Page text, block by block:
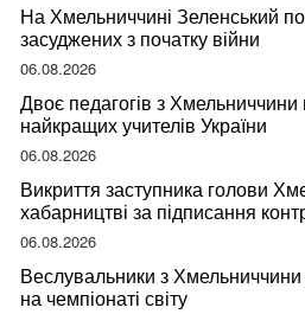
На Хмельниччині Зеленський
засуджених з початку війни
06.08.2026
Двоє педагогів з
найкращих учителів України
06.08.2026
Викриття заступника голови
хабарництві за підписання
06.08.2026
Веслувальники з Хмельниччини
на чемпіонаті світу